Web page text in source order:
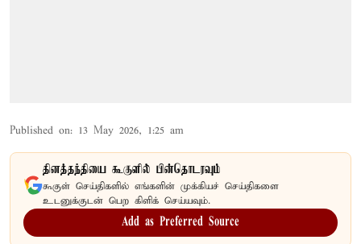
Published on: 13 May 2026, 1:25 am
தினத்தந்தியை கூகுளில் பின்தொடரவும்
கூகுள் செய்திகளில் எங்களின் முக்கியச் செய்திகளை
உடனுக்குடன் பெற கிளிக் செய்யவும்.
Add as Preferred Source